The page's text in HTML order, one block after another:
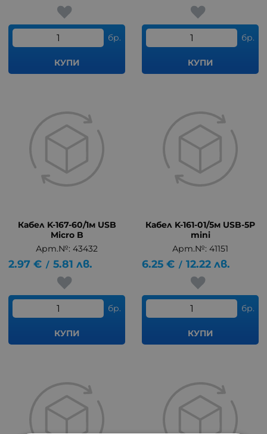
бр.
КУПИ
бр.
КУПИ
Кабел K-167-60/1м USB
Micro B
Арт.№: 43432
2.97 € / 5.81 лв.
бр.
КУПИ
Кабел K-161-01/5м USB-5P
mini
Арт.№: 41151
6.25 € / 12.22 лв.
бр.
КУПИ